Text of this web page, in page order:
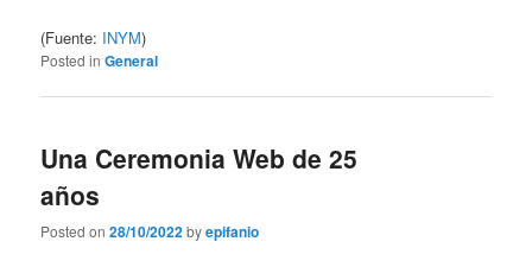
(Fuente: INYM)
Posted in General
Una Ceremonia Web de 25
años
Posted on28/10/2022byepifanio